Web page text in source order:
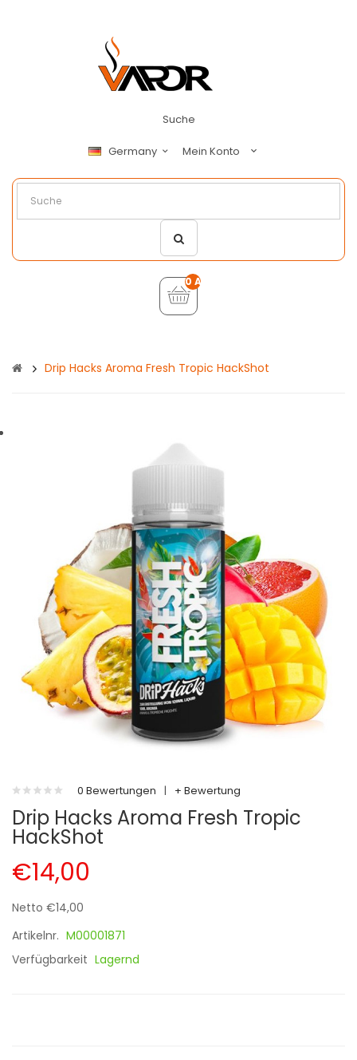
Suche
Germany Mein Konto
0 Artikel - €0,00
Drip Hacks Aroma Fresh Tropic HackShot
0 Bewertungen | + Bewertung
Drip Hacks Aroma Fresh Tropic
HackShot
€14,00
Netto €14,00
Artikelnr. M00001871
Verfügbarkeit Lagernd